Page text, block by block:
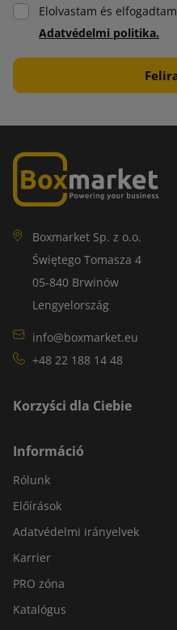
Elolvastam és elfogadtam
Adatvédelmi politika.
Boxmarket Sp. z o.o.
Świętego Tomasza 4
05-840 Brwinów
Lengyelország
info@boxmarket.eu
+48 22 188 14 48
Korzyści dla Ciebie
Információ
Rólunk
Előírások
Adatvédelmi irányelvek
Karrier
PRO zóna
Katalógus